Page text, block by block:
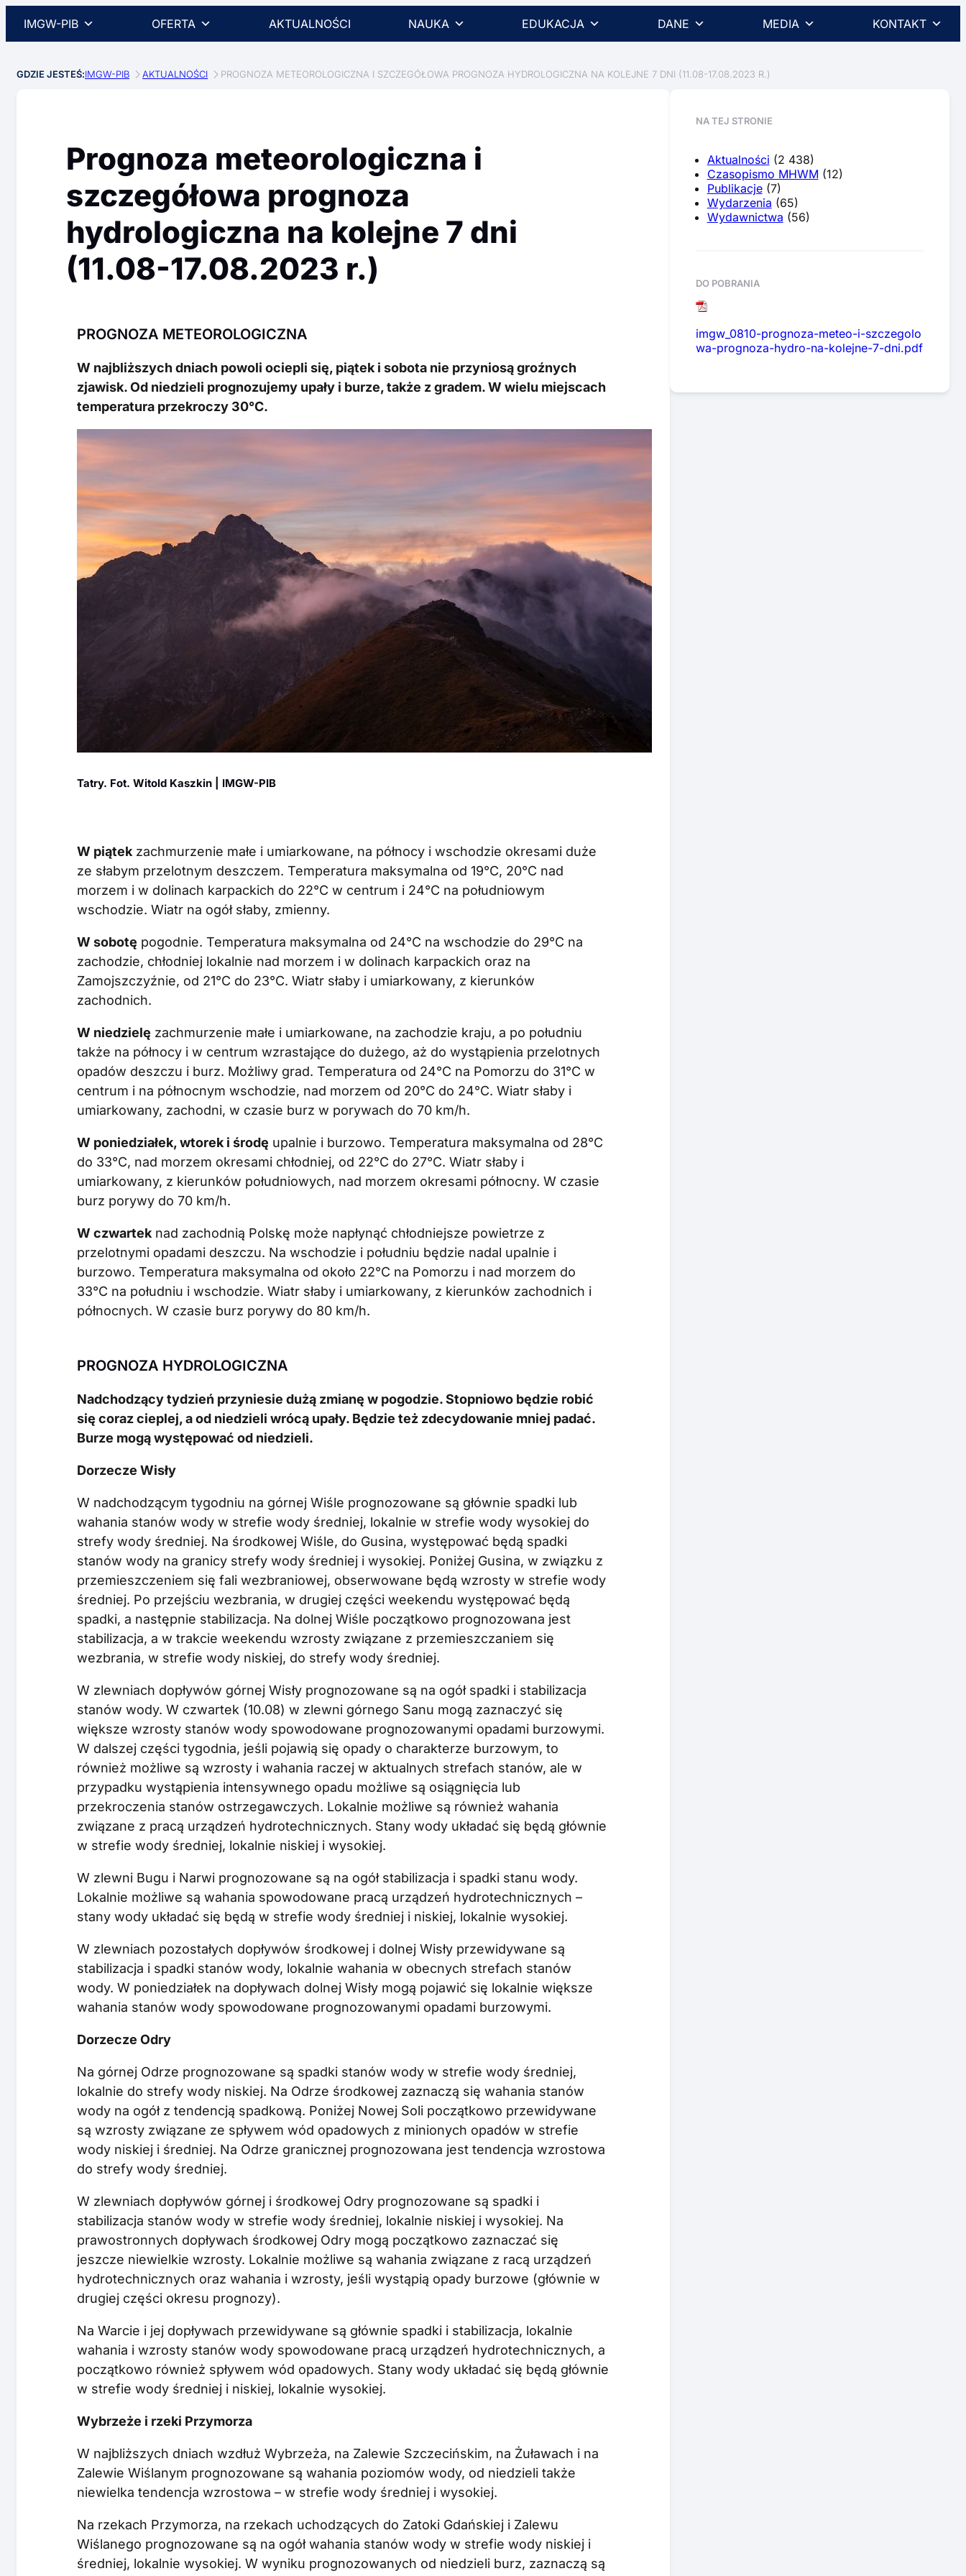
IMGW-PIB OFERTA AKTUALNOŚCI NAUKA EDUKACJA DANE MEDIA KONTAKT
GDZIE JESTEŚ:IMGW-PIB AKTUALNOŚCI PROGNOZA METEOROLOGICZNA I SZCZEGÓŁOWA PROGNOZA HYDROLOGICZNA NA KOLEJNE 7 DNI (11.08-17.08.2023 R.)
Prognoza meteorologiczna i
szczegółowa prognoza
hydrologiczna na kolejne 7 dni
(11.08-17.08.2023 r.)
PROGNOZA METEOROLOGICZNA
W najbliższych dniach powoli ociepli się, piątek i sobota nie przyniosą groźnych
zjawisk. Od niedzieli prognozujemy upały i burze, także z gradem. W wielu miejscach
temperatura przekroczy 30°C.
Tatry. Fot. Witold Kaszkin | IMGW-PIB
W piątek zachmurzenie małe i umiarkowane, na północy i wschodzie okresami duże
ze słabym przelotnym deszczem. Temperatura maksymalna od 19°C, 20°C nad
morzem i w dolinach karpackich do 22°C w centrum i 24°C na południowym
wschodzie. Wiatr na ogół słaby, zmienny.
W sobotę pogodnie. Temperatura maksymalna od 24°C na wschodzie do 29°C na
zachodzie, chłodniej lokalnie nad morzem i w dolinach karpackich oraz na
Zamojszczyźnie, od 21°C do 23°C. Wiatr słaby i umiarkowany, z kierunków
zachodnich.
W niedzielę zachmurzenie małe i umiarkowane, na zachodzie kraju, a po południu
także na północy i w centrum wzrastające do dużego, aż do wystąpienia przelotnych
opadów deszczu i burz. Możliwy grad. Temperatura od 24°C na Pomorzu do 31°C w
centrum i na północnym wschodzie, nad morzem od 20°C do 24°C. Wiatr słaby i
umiarkowany, zachodni, w czasie burz w porywach do 70 km/h.
W poniedziałek, wtorek i środę upalnie i burzowo. Temperatura maksymalna od 28°C
do 33°C, nad morzem okresami chłodniej, od 22°C do 27°C. Wiatr słaby i
umiarkowany, z kierunków południowych, nad morzem okresami północny. W czasie
burz porywy do 70 km/h.
W czwartek nad zachodnią Polskę może napłynąć chłodniejsze powietrze z
przelotnymi opadami deszczu. Na wschodzie i południu będzie nadal upalnie i
burzowo. Temperatura maksymalna od około 22°C na Pomorzu i nad morzem do
33°C na południu i wschodzie. Wiatr słaby i umiarkowany, z kierunków zachodnich i
północnych. W czasie burz porywy do 80 km/h.
PROGNOZA HYDROLOGICZNA
Nadchodzący tydzień przyniesie dużą zmianę w pogodzie. Stopniowo będzie robić
się coraz cieplej, a od niedzieli wrócą upały. Będzie też zdecydowanie mniej padać.
Burze mogą występować od niedzieli.
Dorzecze Wisły
W nadchodzącym tygodniu na górnej Wiśle prognozowane są głównie spadki lub
wahania stanów wody w strefie wody średniej, lokalnie w strefie wody wysokiej do
strefy wody średniej. Na środkowej Wiśle, do Gusina, występować będą spadki
stanów wody na granicy strefy wody średniej i wysokiej. Poniżej Gusina, w związku z
przemieszczeniem się fali wezbraniowej, obserwowane będą wzrosty w strefie wody
średniej. Po przejściu wezbrania, w drugiej części weekendu występować będą
spadki, a następnie stabilizacja. Na dolnej Wiśle początkowo prognozowana jest
stabilizacja, a w trakcie weekendu wzrosty związane z przemieszczaniem się
wezbrania, w strefie wody niskiej, do strefy wody średniej.
W zlewniach dopływów górnej Wisły prognozowane są na ogół spadki i stabilizacja
stanów wody. W czwartek (10.08) w zlewni górnego Sanu mogą zaznaczyć się
większe wzrosty stanów wody spowodowane prognozowanymi opadami burzowymi.
W dalszej części tygodnia, jeśli pojawią się opady o charakterze burzowym, to
również możliwe są wzrosty i wahania raczej w aktualnych strefach stanów, ale w
przypadku wystąpienia intensywnego opadu możliwe są osiągnięcia lub
przekroczenia stanów ostrzegawczych. Lokalnie możliwe są również wahania
związane z pracą urządzeń hydrotechnicznych. Stany wody układać się będą głównie
w strefie wody średniej, lokalnie niskiej i wysokiej.
W zlewni Bugu i Narwi prognozowane są na ogół stabilizacja i spadki stanu wody.
Lokalnie możliwe są wahania spowodowane pracą urządzeń hydrotechnicznych –
stany wody układać się będą w strefie wody średniej i niskiej, lokalnie wysokiej.
W zlewniach pozostałych dopływów środkowej i dolnej Wisły przewidywane są
stabilizacja i spadki stanów wody, lokalnie wahania w obecnych strefach stanów
wody. W poniedziałek na dopływach dolnej Wisły mogą pojawić się lokalnie większe
wahania stanów wody spowodowane prognozowanymi opadami burzowymi.
Dorzecze Odry
Na górnej Odrze prognozowane są spadki stanów wody w strefie wody średniej,
lokalnie do strefy wody niskiej. Na Odrze środkowej zaznaczą się wahania stanów
wody na ogół z tendencją spadkową. Poniżej Nowej Soli początkowo przewidywane
są wzrosty związane ze spływem wód opadowych z minionych opadów w strefie
wody niskiej i średniej. Na Odrze granicznej prognozowana jest tendencja wzrostowa
do strefy wody średniej.
W zlewniach dopływów górnej i środkowej Odry prognozowane są spadki i
stabilizacja stanów wody w strefie wody średniej, lokalnie niskiej i wysokiej. Na
prawostronnych dopływach środkowej Odry mogą początkowo zaznaczać się
jeszcze niewielkie wzrosty. Lokalnie możliwe są wahania związane z racą urządzeń
hydrotechnicznych oraz wahania i wzrosty, jeśli wystąpią opady burzowe (głównie w
drugiej części okresu prognozy).
Na Warcie i jej dopływach przewidywane są głównie spadki i stabilizacja, lokalnie
wahania i wzrosty stanów wody spowodowane pracą urządzeń hydrotechnicznych, a
początkowo również spływem wód opadowych. Stany wody układać się będą głównie
w strefie wody średniej i niskiej, lokalnie wysokiej.
Wybrzeże i rzeki Przymorza
W najbliższych dniach wzdłuż Wybrzeża, na Zalewie Szczecińskim, na Żuławach i na
Zalewie Wiślanym prognozowane są wahania poziomów wody, od niedzieli także
niewielka tendencja wzrostowa – w strefie wody średniej i wysokiej.
Na rzekach Przymorza, na rzekach uchodzących do Zatoki Gdańskiej i Zalewu
Wiślanego prognozowane są na ogół wahania stanów wody w strefie wody niskiej i
średniej, lokalnie wysokiej. W wyniku prognozowanych od niedzieli burz, zaznaczą są
NA TEJ STRONIE
Aktualności (2 438)
Czasopismo MHWM (12)
Publikacje(7)
Wydarzenia (65)
Wydawnictwa (56)
DO POBRANIA
imgw_0810-prognoza-meteo-i-szczegolo
wa-prognoza-hydro-na-kolejne-7-dni.pdf